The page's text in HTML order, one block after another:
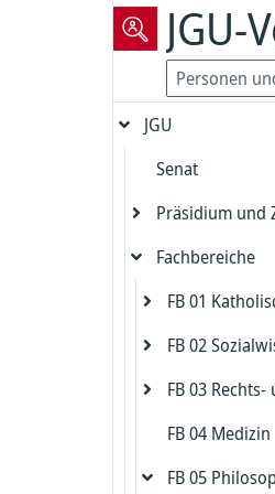
JGU-
JGU
Senat
Präsidium und
Präsident
Biologische
Fachbereiche
FB 01
Dekanat
Katholische
Dekanat
FB 02
Dekanat FB
Zentrales
Institut für
FB 03
Dekanat FB 03
Studienbüro
FB 04 Medizin
FB 05